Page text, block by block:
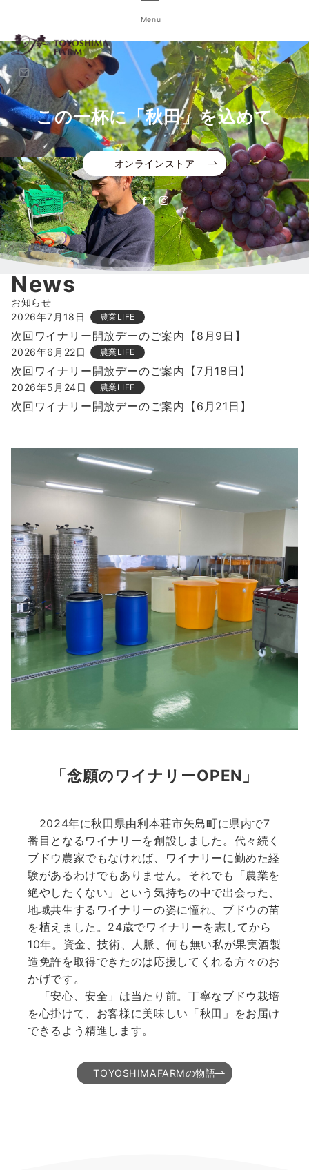
Menu
メール
この一杯に「秋田」を込めて
オンラインストア
この一杯に「秋田」を込めて
オンラインストア
この一杯に「秋田」を込めて
オンラインストア
この一杯に「秋田」を込めて
オンラインストア
News
お知らせ
2026年7月18日
農業LIFE
次回ワイナリー開放デーのご案内【8月9日】
2026年6月22日 農業LIFE
次回ワイナリー開放デーのご案内【7月18日】
2026年5月24日 農業LIFE
次回ワイナリー開放デーのご案内【6月21日】
「念願のワイナリーOPEN」
2024年に秋田県由利本荘市矢島町に県内で7
番目となるワイナリーを創設しました。代々続く
ブドウ農家でもなければ、ワイナリーに勤めた経
験があるわけでもありません。それでも「農業を
絶やしたくない」という気持ちの中で出会った、
地域共生するワイナリーの姿に憧れ、ブドウの苗
を植えました。24歳でワイナリーを志してから
10年。資金、技術、人脈、何も無い私が果実酒製
造免許を取得できたのは応援してくれる方々のお
かげです。
「安心、安全」は当たり前。丁寧なブドウ栽培
を心掛けて、お客様に美味しい「秋田」をお届け
できるよう精進します。
TOYOSHIMAFARMの物語